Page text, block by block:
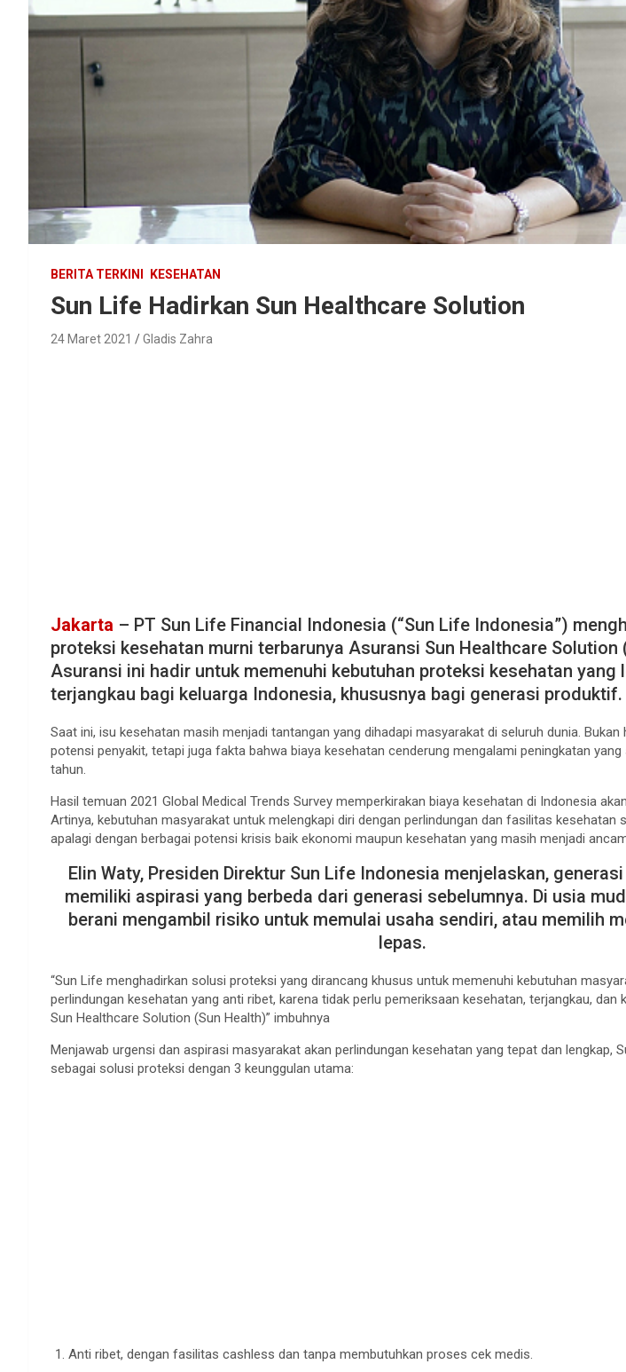
BERITA TERKINI KESEHATAN
Sun Life Hadirkan Sun Healthcare Solution
24 Maret 2021 Gladis Zahra
Jakarta – PT Sun Life Financial Indonesia (“Sun Life Indonesia”)
proteksi kesehatan murni terbarunya Asuransi Sun Healthcare Solution
Asuransi ini hadir untuk memenuhi kebutuhan proteksi kesehatan yang
terjangkau bagi keluarga Indonesia, khususnya bagi generasi produktif.
Saat ini, isu kesehatan masih menjadi tantangan yang dihadapi masyarakat di seluruh dunia. Bukan
potensi penyakit, tetapi juga fakta bahwa biaya kesehatan cenderung mengalami peningkatan
tahun.
Hasil temuan 2021 Global Medical Trends Survey memperkirakan biaya kesehatan di Indonesia
Artinya, kebutuhan masyarakat untuk melengkapi diri dengan perlindungan dan fasilitas kesehatan
apalagi dengan berbagai potensi krisis baik ekonomi maupun kesehatan yang masih menjadi
Elin Waty, Presiden Direktur Sun Life Indonesia menjelaskan,
memiliki aspirasi yang berbeda dari generasi sebelumnya. Di usia
berani mengambil risiko untuk memulai usaha sendiri, atau memilih
lepas.
“Sun Life menghadirkan solusi proteksi yang dirancang khusus untuk memenuhi kebutuhan
perlindungan kesehatan yang anti ribet, karena tidak perlu pemeriksaan kesehatan, terjangkau, dan
Sun Healthcare Solution (Sun Health)” imbuhnya
Menjawab urgensi dan aspirasi masyarakat akan perlindungan kesehatan yang tepat dan lengkap,
sebagai solusi proteksi dengan 3 keunggulan utama:
Anti ribet, dengan fasilitas cashless dan tanpa membutuhkan proses cek medis.